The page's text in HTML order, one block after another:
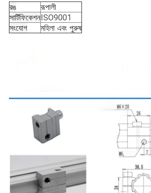
রঙ
রূপালী
সার্টিফিকেশন ISO9001
সংযোগ মহিলা এবং পুরুষ